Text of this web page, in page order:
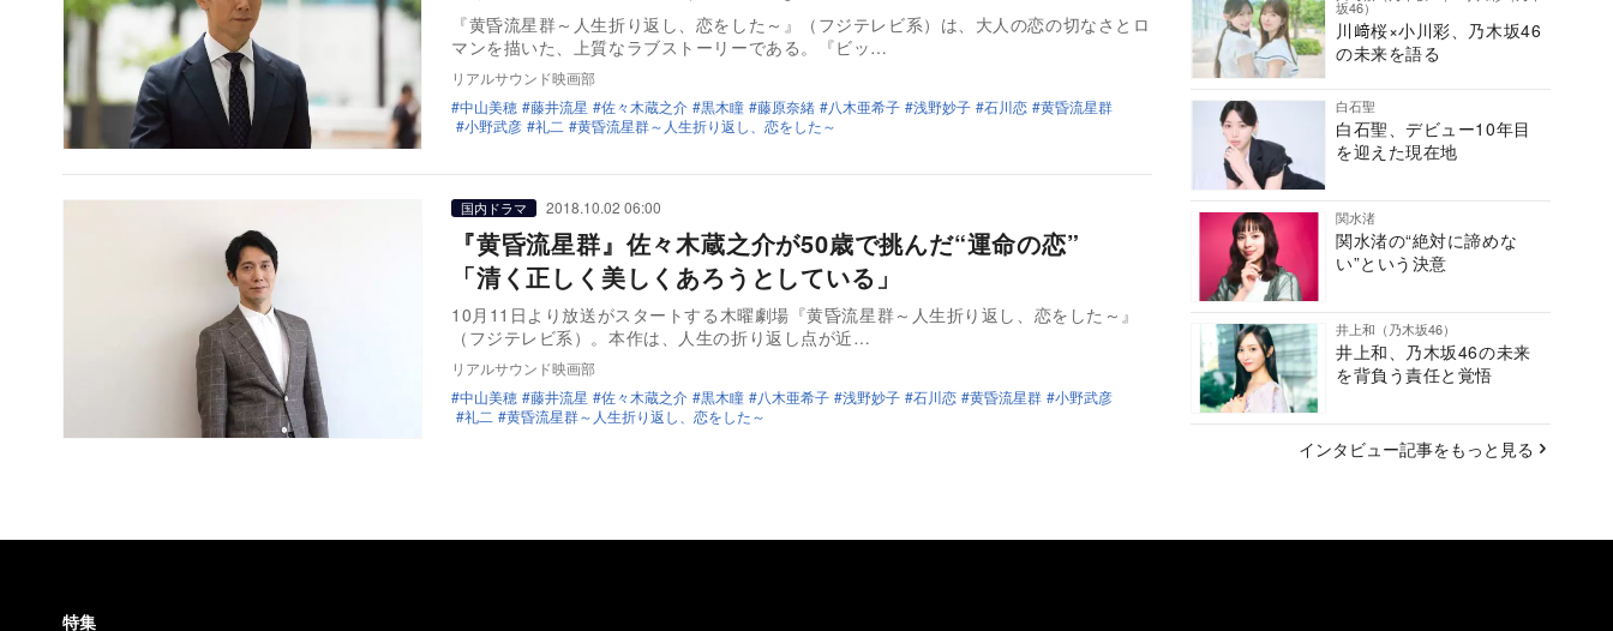
『黄昏流星群～人生折り返し、恋をした～』（フジテレビ系）は、大人の恋の切なさとロ
マンを描いた、上質なラブストーリーである。『ビッ…
リアルサウンド映画部
中山美穂
藤井流星 佐々木蔵之介 黒木瞳 藤原奈緒 八木亜希子 浅野妙子 石川恋
黄昏流星群
小野武彦
礼二 黄昏流星群～人生折り返し、恋をした～
国内ドラマ 2018.10.02 06:00
『黄昏流星群』佐々木蔵之介が50歳で挑んだ“運命の恋”
「清く正しく美しくあろうとしている」
10月11日より放送がスタートする木曜劇場『黄昏流星群～人生折り返し、恋をした～』
（フジテレビ系）。本作は、人生の折り返し点が近…
リアルサウンド映画部
中山美穂
藤井流星 佐々木蔵之介 黒木瞳 八木亜希子 浅野妙子 石川恋 黄昏流星群
小野武彦
礼二
黄昏流星群～人生折り返し、恋をした～
坂46）
川﨑桜×小川彩、乃木坂46
の未来を語る
白石聖
白石聖、デビュー10年目
を迎えた現在地
関水渚
関水渚の“絶対に諦めな
い”という決意
井上和（乃木坂46）
井上和、乃木坂46の未来
を背負う責任と覚悟
インタビュー記事をもっと見る
特集